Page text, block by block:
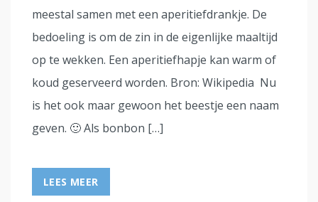
meestal samen met een aperitiefdrankje. De
bedoeling is om de zin in de eigenlijke maaltijd
op te wekken. Een aperitiefhapje kan warm of
koud geserveerd worden. Bron: Wikipedia Nu
is het ook maar gewoon het beestje een naam
geven. 🙂 Als bonbon […]
LEES MEER